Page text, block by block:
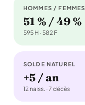
HOMMES / FEMMES
51 % / 49 %
595 H · 582 F
SOLDE NATUREL
+5 / an
12 naiss. · 7 décès